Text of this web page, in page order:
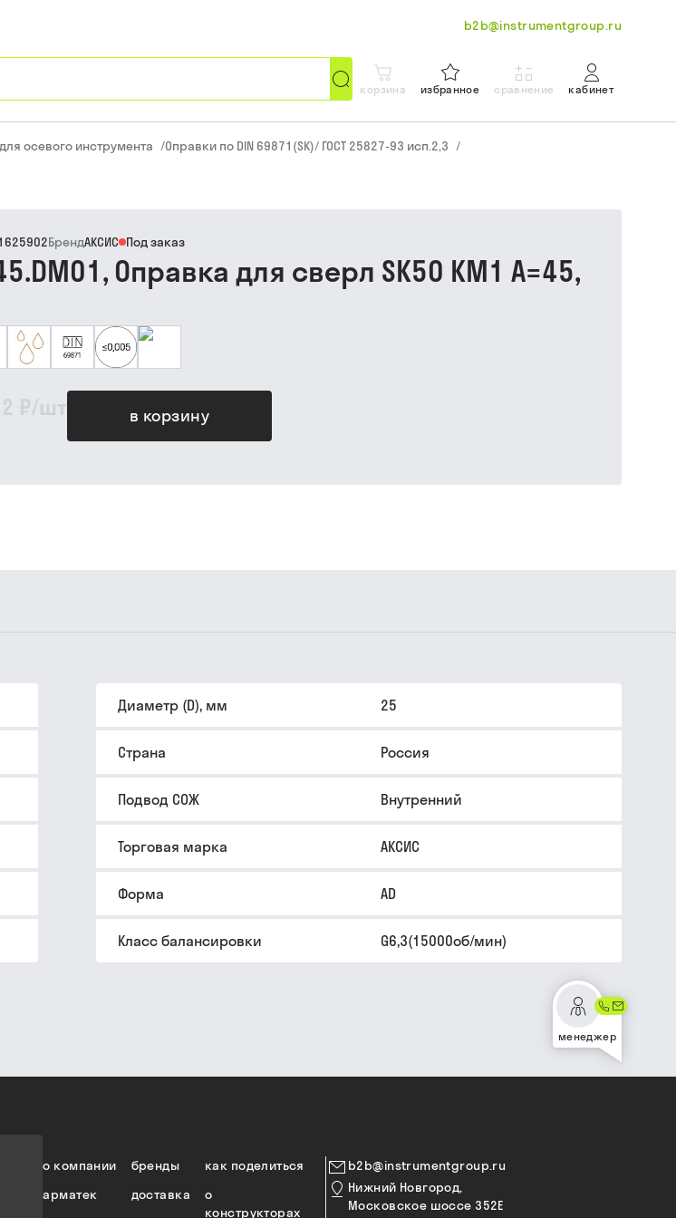
b2b@instrumentgroup.ru
корзина избранное сравнение кабинет
осевого инструмента /Оправки по DIN 69871(SK)/ ГОСТ 25827-93 исп.2,3 /
₽/шт в корзину
БрендАКСИС Под заказ
Оправка для сверл SK50 КМ1 A=45,
Диаметр (D), мм 25
Страна Россия
Подвод СОЖ Внутренний
Торговая марка АКСИС
Форма AD
Класс балансировки G6,3(15000об/мин)
менеджер
как поделиться
бренды
о компании
о
конструкторах
доставка
арматек
b2b@instrumentgroup.ru
Нижний Новгород,
Московское шоссе 352Е